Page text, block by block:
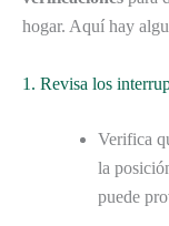
hogar. Aquí hay
1. Revisa los
Verifica
la
puede